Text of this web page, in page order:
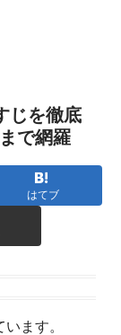
じを徹底
で網羅
はてブ
ます。